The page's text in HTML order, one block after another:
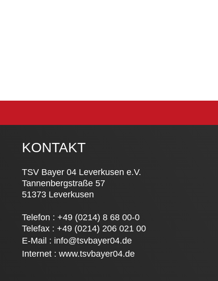
KONTAKT
TSV Bayer 04 Leverkusen e.V.
Tannenbergstraße 57
51373 Leverkusen
Telefon : +49 (0214) 8 68 00-0
Telefax : +49 (0214) 206 021 00
E-Mail : info@tsvbayer04.de
Internet : www.tsvbayer04.de